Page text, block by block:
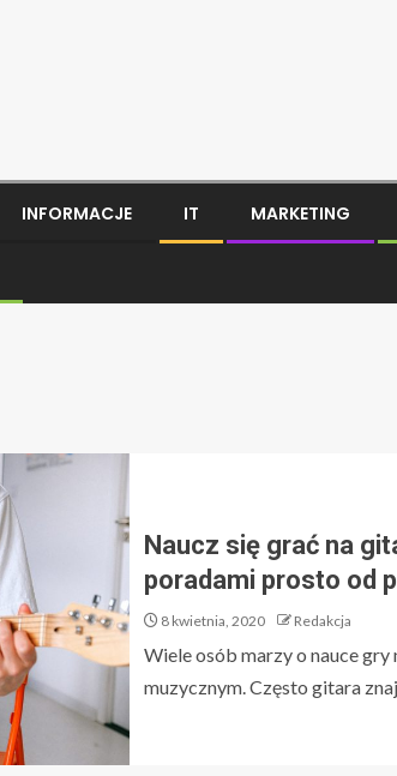
INFORMACJE IT MARKETING
Naucz się grać na
poradami prosto od
8 kwietnia, 2020 Redakcja
Wiele osób marzy o nauce gry
muzycznym. Często gitara